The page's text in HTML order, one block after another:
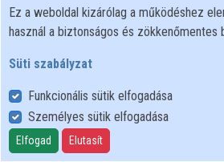
azonosító rendszerek
Felhasználói szabályzat
Adatkezelési tájékoztató
Süti szabályzat
Ez a weboldal kizárólag a működéshez
használ a biztonságos és zökkenőmentes
Süti szabályzat
Funkcionális sütik elfogadása
Személyes sütik elfogadása
Elfogad Elutasít